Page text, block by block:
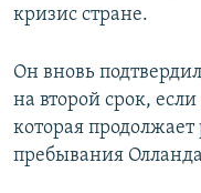
кризис стране.
Он вновь
на второй срок,
которая продолжает
пребывания